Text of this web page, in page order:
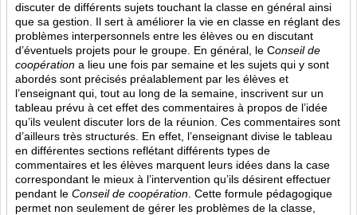
discuter de différents sujets touchant la classe en général ainsi
que sa gestion. Il sert à améliorer la vie en classe en réglant des
problèmes interpersonnels entre les élèves ou en discutant
d’éventuels projets pour le groupe. En général, le Conseil de
coopération a lieu une fois par semaine et les sujets qui y sont
abordés sont précisés préalablement par les élèves et
l’enseignant qui, tout au long de la semaine, inscrivent sur un
tableau prévu à cet effet des commentaires à propos de l’idée
qu’ils veulent discuter lors de la réunion. Ces commentaires sont
d’ailleurs très structurés. En effet, l’enseignant divise le tableau
en différentes sections reflétant différents types de
commentaires et les élèves marquent leurs idées dans la case
correspondant le mieux à l’intervention qu’ils désirent effectuer
pendant le Conseil de coopération . Cette formule pédagogique
permet non seulement de gérer les problèmes de la classe,